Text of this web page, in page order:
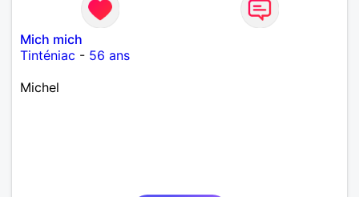
Mich mich
Tinténiac - 56 ans
Michel